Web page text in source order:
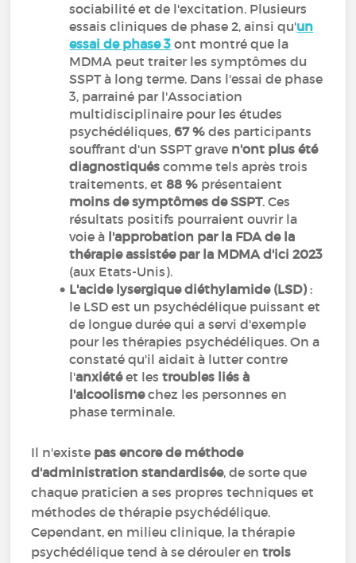
sociabilité et de l'excitation. Plusieurs
essais cliniques de phase 2, ainsi qu'un
essai de phase 3 ont montré que la
MDMA peut traiter les symptômes du
SSPT à long terme. Dans l'essai de phase
3, parrainé par l'Association
multidisciplinaire pour les études
psychédéliques,67 % des participants
souffrant d'un SSPT grave n'ont plus été
diagnostiqués comme tels après trois
traitements, et88 % présentaient
moins de symptômes de SSPT. Ces
résultats positifs pourraient ouvrir la
voie à l'approbation par la FDA de la
thérapie assistée par la MDMA d'ici 2023
(aux Etats-Unis).
L'acide lysergique diéthylamide (LSD):
le LSD est un psychédélique puissant et
de longue durée qui a servi d'exemple
pour les thérapies psychédéliques. On a
constaté qu'il aidait à lutter contre
l'anxiétéet lestroubles liés à
l'alcoolismechez les personnes en
phase terminale.
Il n'existe pas encore de méthode
d'administration standardisée, de sorte que
chaque praticien a ses propres techniques et
méthodes de thérapie psychédélique.
Cependant, en milieu clinique, la thérapie
psychédélique tend à se dérouler entrois